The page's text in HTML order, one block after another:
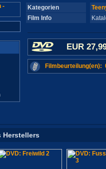
Kategorien
Film Info
EUR
Filmbeurteilung(en):
Herstellers